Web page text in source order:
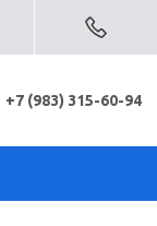
+7 (983) 315-60-94